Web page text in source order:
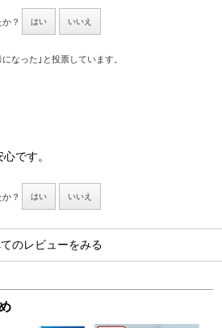
？ はい いいえ
なった｣と投票しています。
です。
？ はい いいえ
のレビューをみる